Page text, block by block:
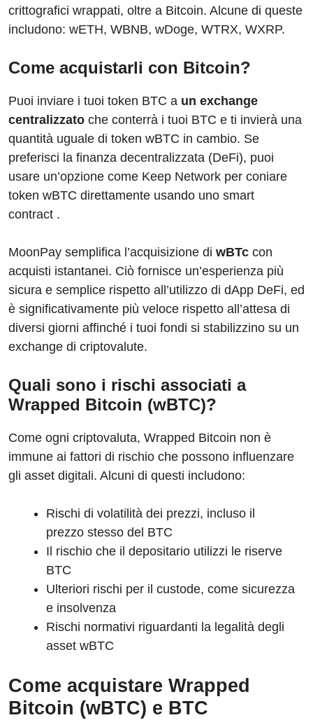
crittografici wrappati, oltre a Bitcoin. Alcune di queste
includono: wETH, WBNB, wDoge, WTRX, WXRP.
Come acquistarli con Bitcoin?
Puoi inviare i tuoi token BTC a un exchange
centralizzato che conterrà i tuoi BTC e ti invierà una
quantità uguale di token wBTC in cambio. Se
preferisci la finanza decentralizzata (DeFi), puoi
usare un’opzione come Keep Network per coniare
token wBTC direttamente usando uno smart
contract .
MoonPay semplifica l’acquisizione di wBTc con
acquisti istantanei. Ciò fornisce un’esperienza più
sicura e semplice rispetto all’utilizzo di dApp DeFi, ed
è significativamente più veloce rispetto all’attesa di
diversi giorni affinché i tuoi fondi si stabilizzino su un
exchange di criptovalute.
Quali sono i rischi associati a
Wrapped Bitcoin (wBTC)?
Come ogni criptovaluta, Wrapped Bitcoin non è
immune ai fattori di rischio che possono influenzare
gli asset digitali. Alcuni di questi includono:
Rischi di volatilità dei prezzi, incluso il
prezzo stesso del BTC
Il rischio che il depositario utilizzi le riserve
BTC
Ulteriori rischi per il custode, come sicurezza
e insolvenza
Rischi normativi riguardanti la legalità degli
asset wBTC
Come acquistare Wrapped
Bitcoin (wBTC) e BTC